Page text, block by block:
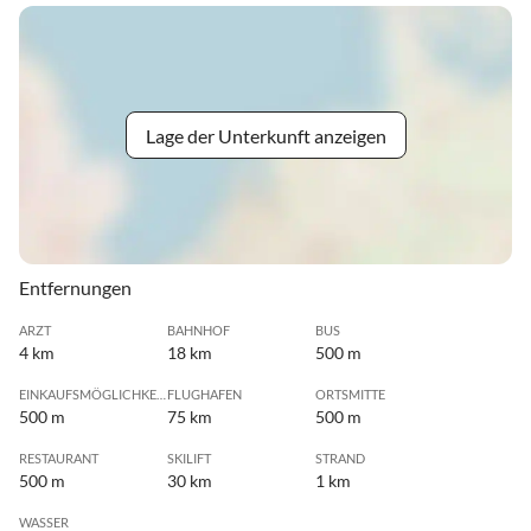
Lage der Unterkunft anzeigen
Entfernungen
ARZT
4 km
BAHNHOF
18 km
BUS
500 m
500 m
FLUGHAFEN
75 km
ORTSMITTE
500 m
RESTAURANT
500 m
SKILIFT
30 km
STRAND
1 km
WASSER